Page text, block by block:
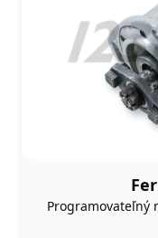
Programovateľný